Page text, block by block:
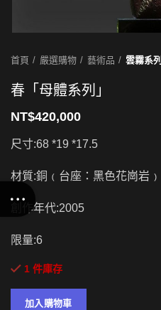
首頁 嚴選購物 藝術品 雲霧系列
春「母體系列」
NT$420,000
尺寸:68 *19 *17.5
材質:銅﹙台座：黑色花崗岩﹚
創作年代:2005
限量:6
1 件庫存
加入購物車